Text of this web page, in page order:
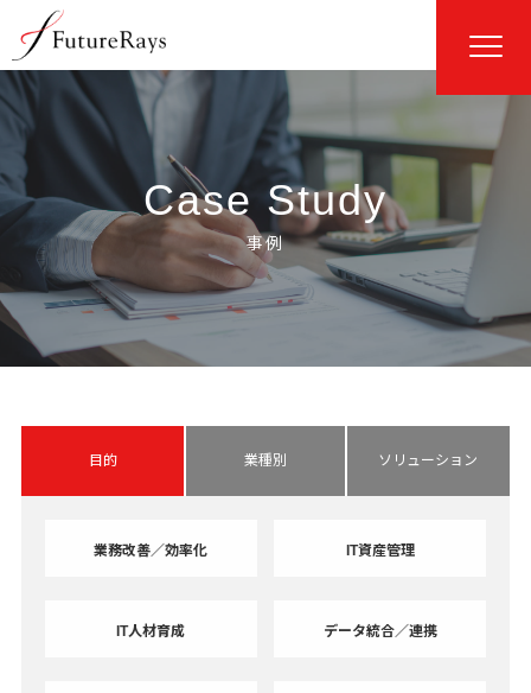
Case Study
目的 業種別 ソリューション
業務改善／効率化 IT資産管理
IT人材育成 データ統合／連携